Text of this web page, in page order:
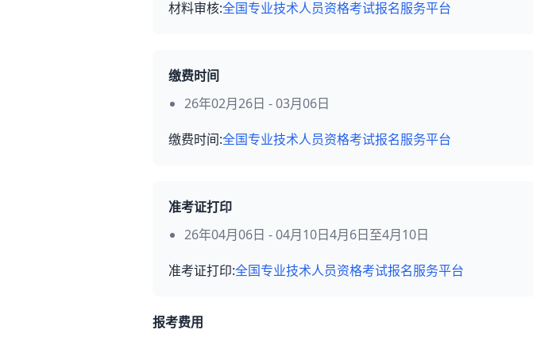
材料审核:全国专业技术人员资格考试报名服务平台
缴费时间
26年02月26日 - 03月06日
缴费时间:全国专业技术人员资格考试报名服务平台
准考证打印
26年04月06日 - 04月10日4月6日至4月10日
准考证打印:全国专业技术人员资格考试报名服务平台
报考费用